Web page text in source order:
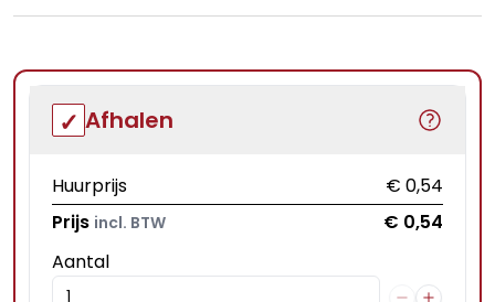
Afhalen
Huurprijs
€ 0,54
Prijs incl. BTW
€ 0,54
Aantal